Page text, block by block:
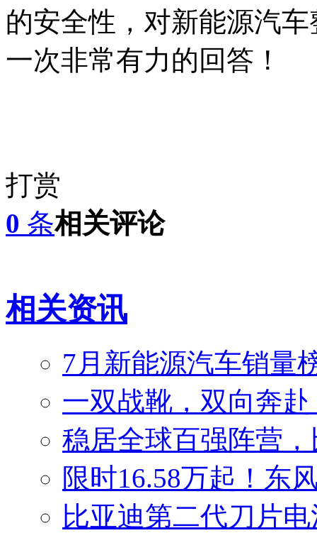
的安全性，对新能源汽
一次非常有力的回答！
打赏
0 条相关评论
相关资讯
7月新能源汽车销量
一双战靴，双向奔
稳居全球百强阵营
限时16.58万起！东
比亚迪第二代刀片